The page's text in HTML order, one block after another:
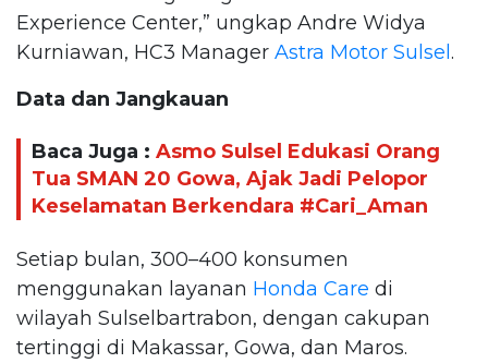
Experience Center,” ungkap Andre Widya
Kurniawan, HC3 Manager Astra Motor Sulsel .
Data dan Jangkauan
Baca Juga : Asmo Sulsel Edukasi Orang
Tua SMAN 20 Gowa, Ajak Jadi Pelopor
Keselamatan Berkendara #Cari_Aman
Setiap bulan, 300–400 konsumen
menggunakan layanan Honda Care di
wilayah Sulselbartrabon, dengan cakupan
tertinggi di Makassar, Gowa, dan Maros.